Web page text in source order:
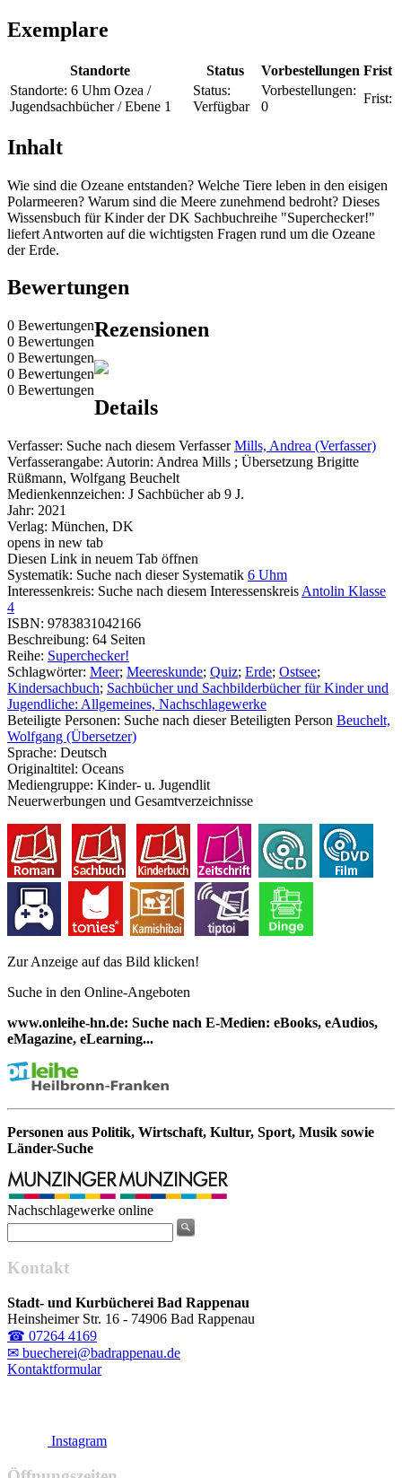
Exemplare
Standorte Status Vorbestellungen Frist
Standorte: 6 Uhm Ozea /
Jugendsachbücher / Ebene 1
Status:
Verfügbar
Vorbestellungen:
0
Frist:
Inhalt
Wie sind die Ozeane entstanden? Welche Tiere leben in den eisigen
Polarmeeren? Warum sind die Meere zunehmend bedroht? Dieses
Wissensbuch für Kinder der DK Sachbuchreihe "Superchecker!"
liefert Antworten auf die wichtigsten Fragen rund um die Ozeane
der Erde.
Bewertungen
0 Bewertungen
0 Bewertungen
0 Bewertungen
0 Bewertungen
0 Bewertungen
Rezensionen
Details
Verfasser: Suche nach diesem Verfasser Mills, Andrea (Verfasser)
Verfasserangabe: Autorin: Andrea Mills ; Übersetzung Brigitte
Rüßmann, Wolfgang Beuchelt
Medienkennzeichen: J Sachbücher ab 9 J.
Jahr: 2021
Verlag: München, DK
opens in new tab
Diesen Link in neuem Tab öffnen
Systematik: Suche nach dieser Systematik 6 Uhm
Interessenkreis: Suche nach diesem Interessenskreis Antolin Klasse
4
ISBN: 9783831042166
Beschreibung: 64 Seiten
Reihe: Superchecker!
Schlagwörter: Meer; Meereskunde; Quiz; Erde; Ostsee;
Kindersachbuch; Sachbücher und Sachbilderbücher für Kinder und
Jugendliche: Allgemeines, Nachschlagewerke
Beteiligte Personen: Suche nach dieser Beteiligten Person Beuchelt,
Wolfgang (Übersetzer)
Sprache: Deutsch
Originaltitel: Oceans
Mediengruppe: Kinder- u. Jugendlit
Neuerwerbungen und Gesamtverzeichnisse
Zur Anzeige auf das Bild klicken!
Suche in den Online-Angeboten
www.onleihe-hn.de: Suche nach E-Medien: eBooks, eAudios,
eMagazine, eLearning...
Personen aus Politik, Wirtschaft, Kultur, Sport, Musik sowie
Länder-Suche
Nachschlagewerke online
Kontakt
Stadt- und Kurbücherei Bad Rappenau
Heinsheimer Str. 16 - 74906 Bad Rappenau
☎ 07264 4169
✉ buecherei@badrappenau.de
Kontaktformular
Instagram